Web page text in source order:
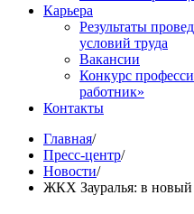
Карьера
Результаты
условий труда
Вакансии
Конкурс
работник»
Контакты
Главная/
Пресс-центр/
Новости/
ЖКХ Зауралья: в новый